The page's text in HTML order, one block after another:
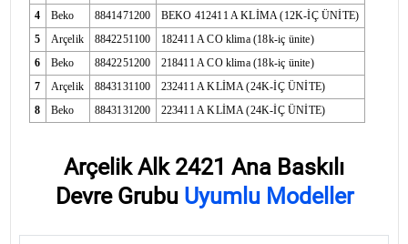
4
Beko 8841471200
BEKO 412411 A KLİMA (12K-İÇ ÜNİTE)
5
Arçelik 8842251100
182411 A CO klima (18k-iç ünite)
6
Beko 8842251200
218411 A CO klima (18k-iç ünite)
7
Arçelik 8843131100
232411 A KLİMA (24K-İÇ ÜNİTE)
8
Beko 8843131200 223411 A KLİMA (24K-İÇ ÜNİTE)
Arçelik Alk 2421 Ana Baskılı
Devre Grubu Uyumlu Modeller